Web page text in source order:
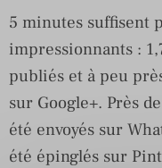
5 minutes suffisent
impressionnants :
publiés et à peu
sur Google+. Près
été envoyés sur
été épinglés sur